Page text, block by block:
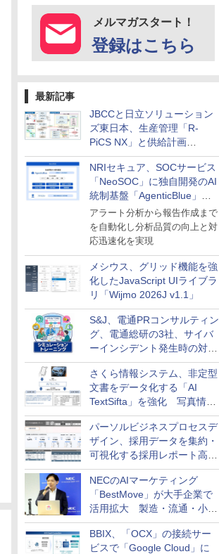
メルマガスタート！
登録はこちら
最新記事
JBCCと日立ソリューション
ズ東日本、生産管理「R-
PiCS NX」と供給計画
「scSQUARE ISP」の連携サ
ービスを提供開始
NRIセキュア、SOCサービス
「NeoSOC」に独自開発のAI
統制基盤「AgenticBlue」を
導入
アラート分析から報告作成まで
を自動化し分析品質の向上と対
応迅速化を実現
メシウス、グリッド機能を強
化したJavaScript UIライブラ
リ「Wijmo 2026J v1.1」
S&J、電通PRコンサルティン
グ、電通総研の3社、サイバ
ーインシデント発生時の対応
と危機管理広報を一体的に訓
練するプログラムを提供
さくら情報システム、非定型
文書をデータ化する「AI
TextSifta」を強化 写真情報
のデータ化などに対応
パーソルビジネスプロセスデ
ザイン、採用データを集約・
可視化する採用レポート高速
化サービスを提供
NECのAIマーケティング
「BestMove」が大手企業で
活用拡大 製造・流通・小売
企業・広告代理店などが実装
フェーズへ
BBIX、「OCX」の接続サー
ビスで「Google Cloud」に